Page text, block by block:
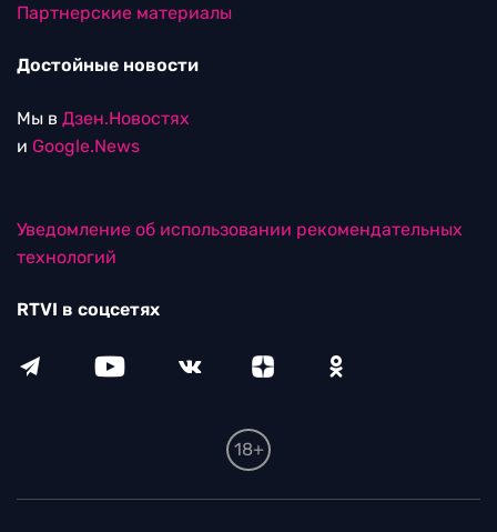
Партнерские материалы
Достойные новости
Мы в Дзен.Новостях
и Google.News
Уведомление об использовании рекомендательных
технологий
RTVI в соцсетях
18+